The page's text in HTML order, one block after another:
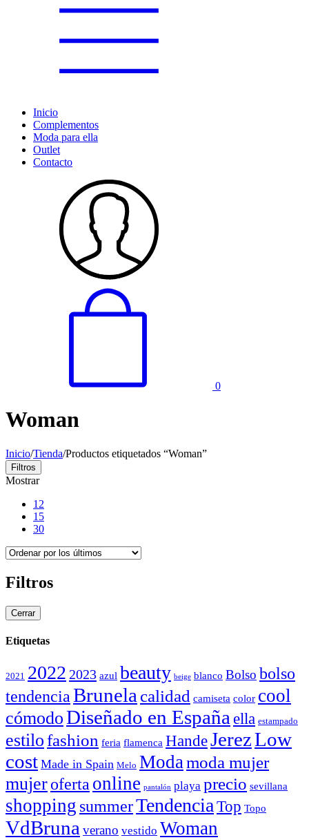
Inicio
Complementos
Moda para ella
Outlet
Contacto
0
Woman
Inicio/Tienda/Productos etiquetados “Woman”
Filtros
Mostrar
12
15
30
Filtros
Cerrar
Etiquetas
2021 2022 2023 azul beauty beige blanco Bolso bolso
tendenciaBrunela calidad camiseta color cool
cómodoDiseñado en España ella estampado
estilofashion feria flamenca HandeJerezLow
cost Made in Spain Melo Modamoda mujer
mujerofertaonline pantalón playa precio sevillana
shopping summerTendenciaTop Topo
VdBruna verano vestido Woman